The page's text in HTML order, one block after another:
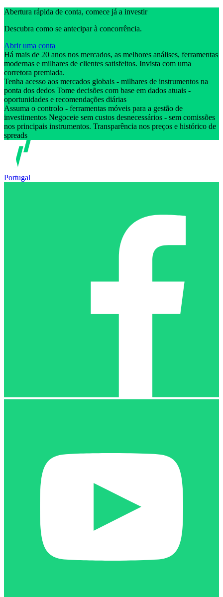
Abertura rápida de conta, comece já a investir
Descubra como se antecipar à concorrência.
Abrir uma conta
Há mais de 20 anos nos mercados, as melhores análises, ferramentas
modernas e milhares de clientes satisfeitos. Invista com uma
corretora premiada.
Tenha acesso aos mercados globais - milhares de instrumentos na
ponta dos dedos Tome decisões com base em dados atuais -
oportunidades e recomendações diárias
Assuma o controlo - ferramentas móveis para a gestão de
investimentos Negoceie sem custos desnecessários - sem comissões
nos principais instrumentos. Transparência nos preços e histórico de
spreads
Portugal